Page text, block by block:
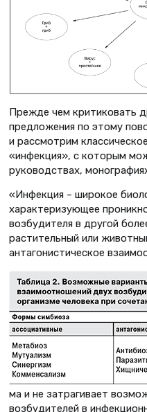
Прежде чем критиковать
предложения по этому
и рассмотрим
«инфекция», с которым
руководствах,
«Инфекция – широкое
характеризующее
возбудителя в другой
растительный или
антагонистическое
ма и не затрагивает
возбудителей в